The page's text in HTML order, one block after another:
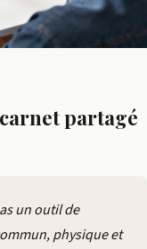
partagé
un outil de
physique et